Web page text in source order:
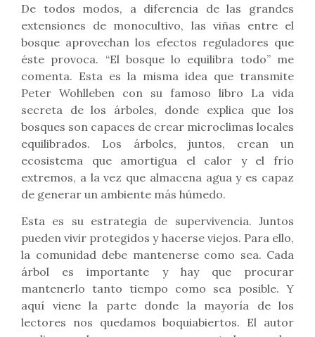
De todos modos, a diferencia de las grandes
extensiones de monocultivo, las viñas entre el
bosque aprovechan los efectos reguladores que
éste provoca. “El bosque lo equilibra todo” me
comenta. Esta es la misma idea que transmite
Peter Wohlleben con su famoso libro La vida
secreta de los árboles, donde explica que los
bosques son capaces de crear microclimas locales
equilibrados. Los árboles, juntos, crean un
ecosistema que amortigua el calor y el frío
extremos, a la vez que almacena agua y es capaz
de generar un ambiente más húmedo.
Esta es su estrategia de supervivencia. Juntos
pueden vivir protegidos y hacerse viejos. Para ello,
la comunidad debe mantenerse como sea. Cada
árbol es importante y hay que procurar
mantenerlo tanto tiempo como sea posible. Y
aquí viene la parte donde la mayoría de los
lectores nos quedamos boquiabiertos. El autor